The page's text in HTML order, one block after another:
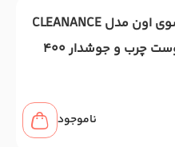
ژل شستشوی اون مدل CLEANANCE
مناسب پوست چرب و جوشدار 400
ناموجود